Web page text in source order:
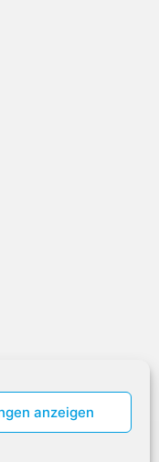
anzeigen